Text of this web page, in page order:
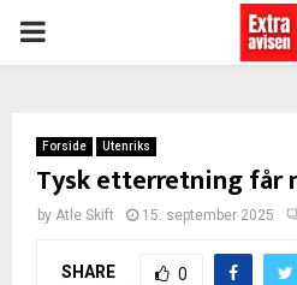
PRIMARY
Forside Utenriks
Tysk etterretning får
by Atle Skift 15. september 2025
SHARE 0